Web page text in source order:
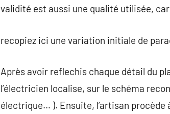
validité est aussi une qualité utilisée,
recopiez ici une variation initiale de
Après avoir reflechis chaque détail du
l’électricien localise, sur le schéma
électrique… ). Ensuite, l’artisan